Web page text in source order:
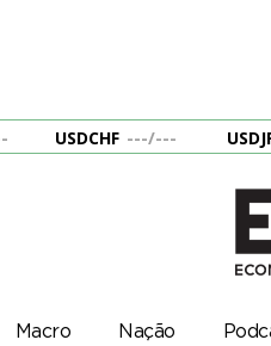
USDCHF ---/---
Macro Nação